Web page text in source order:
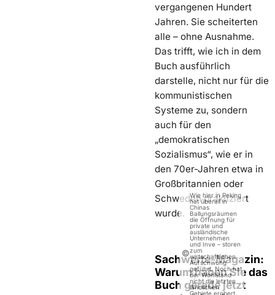
vergangenen Hundert
Jahren. Sie scheiterten
alle – ohne Ausnahme.
Das trifft, wie ich in dem
Buch ausführlich
darstelle, nicht nur für die
kommunistischen
Systeme zu, sondern
auch für den
„demokratischen
Sozialismus“, wie er in
den 70er-Jahren etwa in
Großbritannien oder
Schweden praktiziert
wurde.
Sachwerte-Magazin:
Warum haben Sie das
Buch gerade jetzt
©
Wie hier in Peking
hat überall in
Chinas
Ballungsräumen
die Öffnung für
private und
ausländische
Unternehmen
und Inve – storen
zum
wirtschaftlichen
Aufschwung
geführt. Noch hat
der Wohlstand
nicht die letzten
ländlichen
Gebiete erobert,